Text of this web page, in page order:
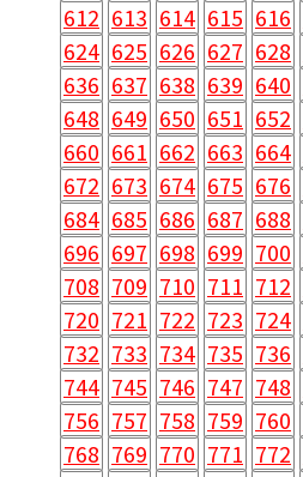
612 613 614 615 616
624 625 626 627 628
636 637 638 639 640
648 649 650 651 652
660 661 662 663 664
672 673 674 675 676
684 685 686 687 688
696 697 698 699 700
708 709 710 711 712
720 721 722 723 724
732 733 734 735 736
744 745 746 747 748
756 757 758 759 760
768 769 770 771 772